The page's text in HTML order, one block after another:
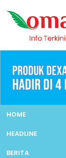
HOME
HEADLINE
BERITA